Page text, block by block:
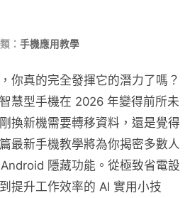
： 手機應用教學
你真的完全發揮它的潛力了嗎？
慧型手機在 2026 年變得前所未
換新機需要轉移資料，還是覺得
最新手機教學將為你揭密多數人
隱藏功能。從極致省電設
提升工作效率的 AI 實用小技